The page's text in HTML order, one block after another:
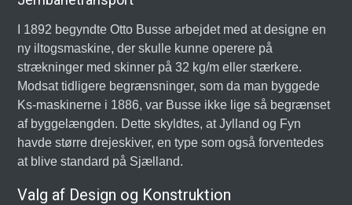
I 1892 begyndte Otto Busse arbejdet med at designe en
ny iltogsmaskine, der skulle kunne operere på
strækninger med skinner på 32 kg/m eller stærkere.
Modsat tidligere begrænsninger, som da man byggede
Ks-maskinerne i 1886, var Busse ikke lige så begrænset
af byggelængden. Dette skyldtes, at Jylland og Fyn
havde større drejeskiver, en type som også forventedes
at blive standard på Sjælland.
Valg af Design og Konstruktion